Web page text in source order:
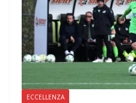
ECCELLENZA